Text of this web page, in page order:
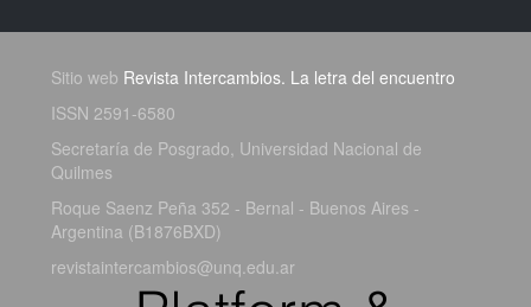
Sitio web Revista Intercambios. La letra del encuentro
ISSN 2591-6580
Secretaría de Posgrado, Universidad Nacional de
Quilmes
Roque Saenz Peña 352 - Bernal - Buenos Aires -
Argentina (B1876BXD)
revistaintercambios@unq.edu.ar